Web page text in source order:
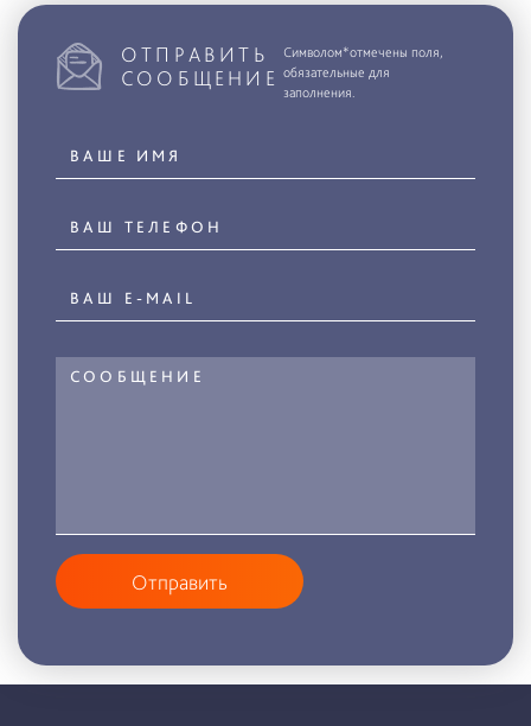
ОТПРАВИТЬ
СООБЩЕНИЕ
Символом*отмечены поля,
обязательные для
заполнения.
Отправить